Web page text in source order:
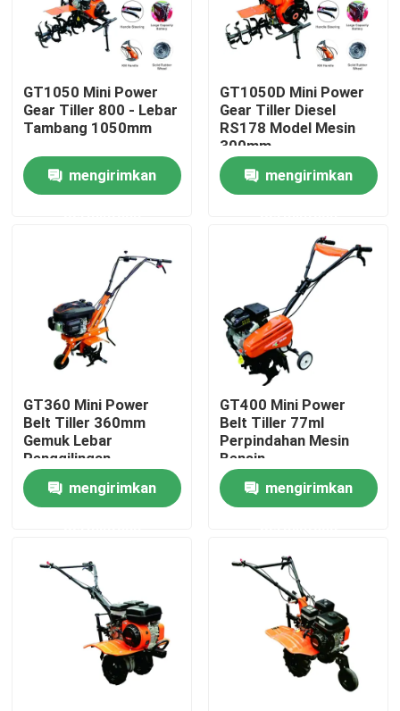
Rumah
Tentang kami
Tur Pabrik
Kontrol kualitas
Hubungi kami
Generator Pengelasan Bensin
GT1050 Mini Power
Gear Tiller 800 - Lebar
Tambang 1050mm
mengirimkan
GT1050D Mini Power
Gear Tiller Diesel
RS178 Model Mesin
300mm
mengirimkan
GT360 Mini Power
Belt Tiller 360mm
Gemuk Lebar
Penggilingan
mengirimkan
GT400 Mini Power
Belt Tiller 77ml
Perpindahan Mesin
Bensin
mengirimkan